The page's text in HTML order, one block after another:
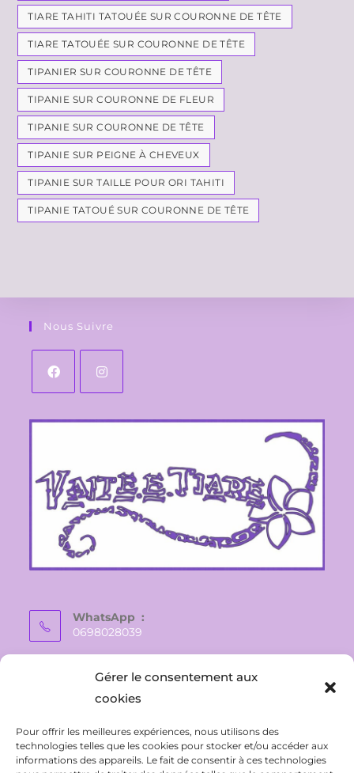
Gérer le consentement aux
cookies
Pour offrir les meilleures expériences, nous utilisons des
technologies telles que les cookies pour stocker et/ou accéder aux
informations des appareils. Le fait de consentir à ces technologies
TIARE TAHITI TATOUÉE SUR COURONNE DE TÊTE
TIARE TATOUÉE SUR COURONNE DE TÊTE
TIPANIER SUR COURONNE DE TÊTE
TIPANIE SUR COURONNE DE FLEUR
TIPANIE SUR COURONNE DE TÊTE
TIPANIE SUR PEIGNE À CHEVEUX
TIPANIE SUR TAILLE POUR ORI TAHITI
TIPANIE TATOUÉ SUR COURONNE DE TÊTE
Nous Suivre
WhatsApp :
0698028039
vaite.e.tiare@gmail.com